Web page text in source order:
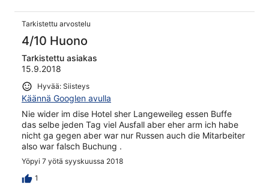
Petit détail (sans importance mais à signaler au passage)
: nous n'avons pas eu la bouteille de vin normalement
offerte dans la chambre à notre arrivée...
Tarkistettu arvostelu
4/10 Huono
Tarkistettu asiakas
15.9.2018
Hyvää: Siisteys
Käännä Googlen avulla
Nie wider im dise Hotel sher Langeweileg essen Buffe
das selbe jeden Tag viel Ausfall aber eher arm ich habe
nicht ga gegen aber war nur Russen auch die Mitarbeiter
also war falsch Buchung .
Yöpyi 7 yötä syyskuussa 2018
1